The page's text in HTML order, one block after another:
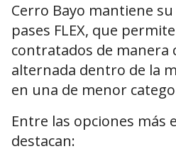
Cerro Bayo mantiene
pases FLEX, que
contratados de manera
alternada dentro de la
en una de menor
Entre las opciones más
destacan: